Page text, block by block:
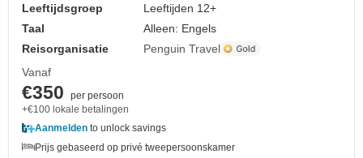
Leeftijdsgroep
Leeftijden 12+
Taal
Alleen: Engels
Reisorganisatie
Penguin Travel
Vanaf
€350
per persoon
+€100 lokale betalingen
Aanmelden to unlock savings
Prijs gebaseerd op privé tweepersoonskamer